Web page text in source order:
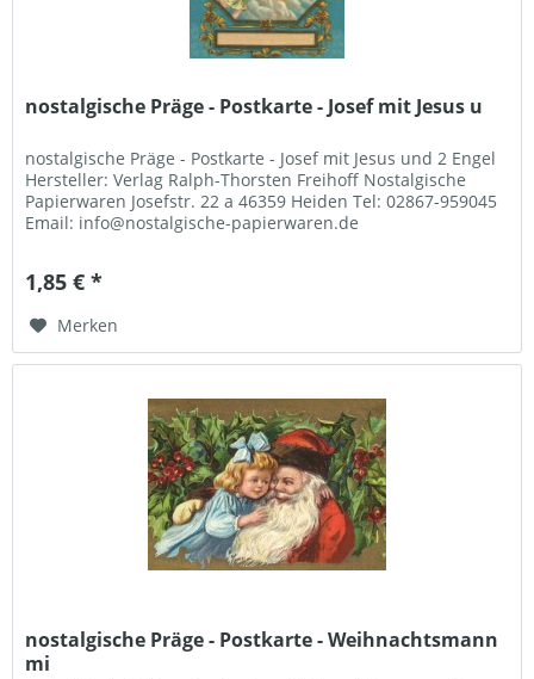
nostalgische Präge - Postkarte - Josef mit Jesus u
nostalgische Präge - Postkarte - Josef mit Jesus und 2 Engel
Hersteller: Verlag Ralph-Thorsten Freihoff Nostalgische
Papierwaren Josefstr. 22 a 46359 Heiden Tel: 02867-959045
Email: info@nostalgische-papierwaren.de
1,85 € *
Merken
nostalgische Präge - Postkarte - Weihnachtsmann
mi